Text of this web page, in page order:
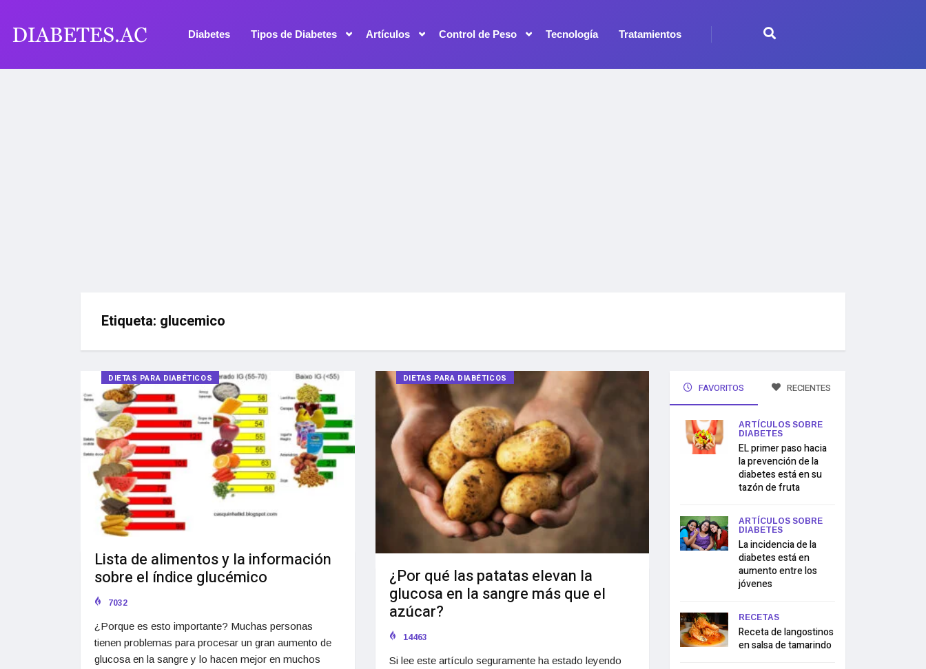
Diabetes Tipos de Diabetes Artículos Control de Peso Tecnología Tratamientos
Etiqueta: glucemico
DIETAS PARA DIABÉTICOS
Lista de alimentos y la información
sobre el índice glucémico
7032
¿Porque es esto importante? Muchas personas
tienen problemas para procesar un gran aumento de
glucosa en la sangre y lo hacen mejor en muchos
DIETAS PARA DIABÉTICOS
¿Por qué las patatas elevan la
glucosa en la sangre más que el
azúcar?
14463
Si lee este artículo seguramente ha estado leyendo
FAVORITOS RECIENTES
ARTÍCULOS SOBRE
DIABETES
EL primer paso hacia
la prevención de la
diabetes está en su
tazón de fruta
ARTÍCULOS SOBRE
DIABETES
La incidencia de la
diabetes está en
aumento entre los
jóvenes
RECETAS
Receta de langostinos
en salsa de tamarindo